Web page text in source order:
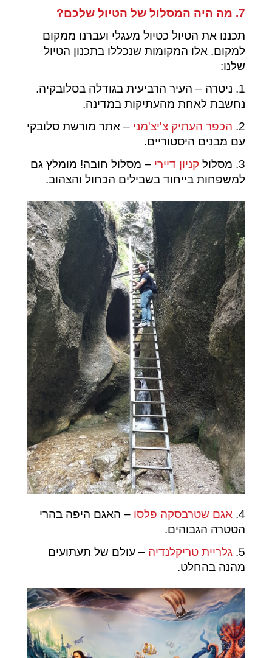
7. מה היה המסלול של הטיול שלכם?
תכננו את הטיול כטיול מעגלי ועברנו ממקום
למקום. אלו המקומות שנכללו בתכנון הטיול
שלנו:
1. ניטרה – העיר הרביעית בגודלה בסלובקיה.
נחשבת לאחת מהעתיקות במדינה.
2. הכפר העתיק צ'יצ'מני – אתר מורשת סלובקי
עם מבנים היסטוריים.
3. מסלול
קניון דיירי – מסלול חובה! מומלץ גם
למשפחות בייחוד בשבילים הכחול והצהוב.
4. אגם שטרבסקה פלסו – האגם היפה בהרי
הטטרה הגבוהים.
5. גלריית טריקלנדיה – עולם של תעתועים
מהנה בהחלט.